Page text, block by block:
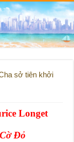
sở tiên khởi
Longet
Đỏ